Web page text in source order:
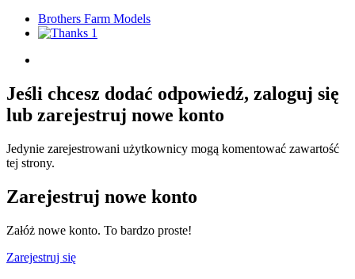
Brothers Farm Models
1
Jeśli chcesz dodać odpowiedź, zaloguj się
lub zarejestruj nowe konto
Jedynie zarejestrowani użytkownicy mogą komentować zawartość
tej strony.
Zarejestruj nowe konto
Załóż nowe konto. To bardzo proste!
Zarejestruj się